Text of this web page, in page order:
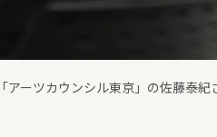
賀恵さん